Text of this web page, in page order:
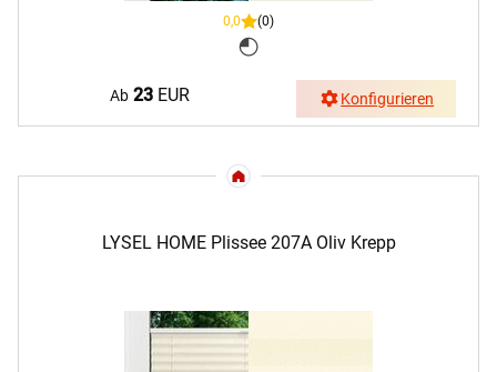
0,0 (0)
Ab 23 EUR Konfigurieren
LYSEL HOME Plissee 207A Oliv Krepp